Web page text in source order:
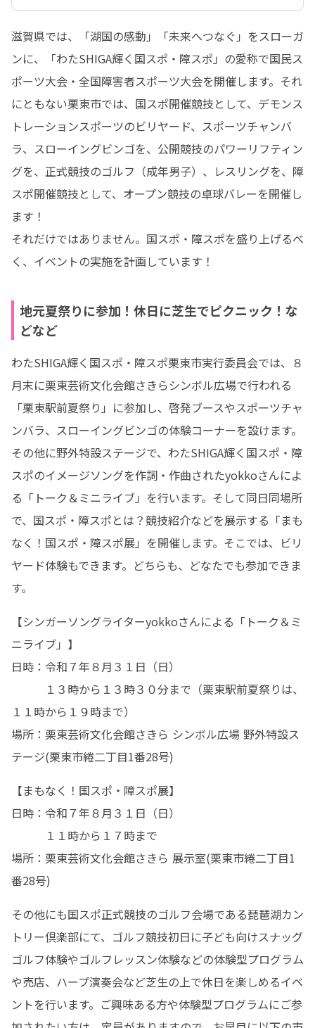
滋賀県では、「湖国の感動」「未来へつなぐ」をスローガ
ンに、「わたSHIGA輝く国スポ・障スポ」の愛称で国民ス
ポーツ大会・全国障害者スポーツ大会を開催します。それ
にともない栗東市では、国スポ開催競技として、デモンス
トレーションスポーツのビリヤード、スポーツチャンバ
ラ、スローイングビンゴを、公開競技のパワーリフティン
グを、正式競技のゴルフ（成年男子）、レスリングを、障
スポ開催競技として、オープン競技の卓球バレーを開催し
ます！
それだけではありません。国スポ・障スポを盛り上げるべ
く、イベントの実施を計画しています！
地元夏祭りに参加！休日に芝生でピクニック！な
どなど
わたSHIGA輝く国スポ・障スポ栗東市実行委員会では、８
月末に栗東芸術文化会館さきらシンボル広場で行われる
「栗東駅前夏祭り」に参加し、啓発ブースやスポーツチャ
ンバラ、スローイングビンゴの体験コーナーを設けます。
その他に野外特設ステージで、わたSHIGA輝く国スポ・障
スポのイメージソングを作詞・作曲されたyokkoさんによ
る「トーク＆ミニライブ」を行います。そして同日同場所
で、国スポ・障スポとは？競技紹介などを展示する「まも
なく！国スポ・障スポ展」を開催します。そこでは、ビリ
ヤード体験もできます。どちらも、どなたでも参加できま
す。
【シンガーソングライターyokkoさんによる「トーク＆ミ
ニライブ」】
日時：令和７年８月３１日（日）
１３時から１３時３０分まで（栗東駅前夏祭りは、
１１時から１９時まで）
場所：栗東芸術文化会館さきら シンボル広場 野外特設ス
テージ(栗東市綣二丁目1番28号)
【まもなく！国スポ・障スポ展】
日時：令和７年８月３１日（日）
１１時から１７時まで
場所：栗東芸術文化会館さきら 展示室(栗東市綣二丁目1
番28号)
その他にも国スポ正式競技のゴルフ会場である琵琶湖カン
トリー倶楽部にて、ゴルフ競技初日に子ども向けスナッグ
ゴルフ体験やゴルフレッスン体験などの体験型プログラム
や売店、ハープ演奏会など芝生の上で休日を楽しめるイベ
ントを行います。ご興味ある方や体験型プログラムにご参